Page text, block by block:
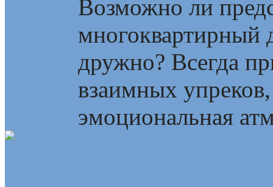
Возможно ли
многоквартирный
дружно? Всегда
взаимных
эмоциональная